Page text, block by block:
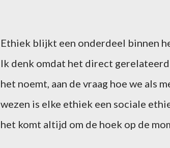
Ethiek blijkt een onderdeel binnen
Ik denk omdat het direct
het noemt, aan de vraag hoe we als
wezen is elke ethiek een sociale
het komt altijd om de hoek op de